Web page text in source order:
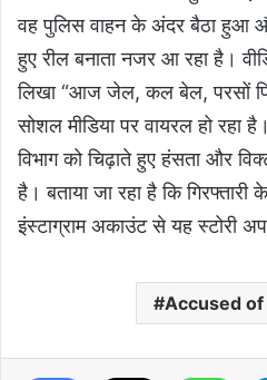
वह पुलिस वाहन के अंदर बैठा हुआ
हुए रील बनाता नजर आ रहा है।
लिखा “आज जेल, कल बेल, परसों
सोशल मीडिया पर वायरल हो रहा
विभाग को चिढ़ाते हुए हंसता और
है। बताया जा रहा है कि
इंस्टाग्राम अकाउंट से यह स्टोरी
Accused